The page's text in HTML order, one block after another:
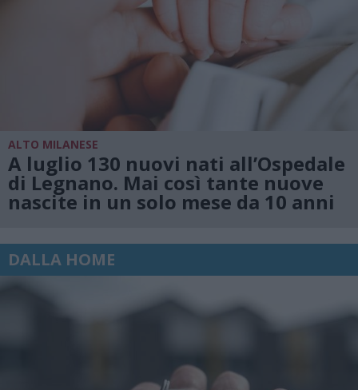
ALTO MILANESE
A luglio 130 nuovi nati all’Ospedale
di Legnano. Mai così tante nuove
nascite in un solo mese da 10 anni
DALLA HOME